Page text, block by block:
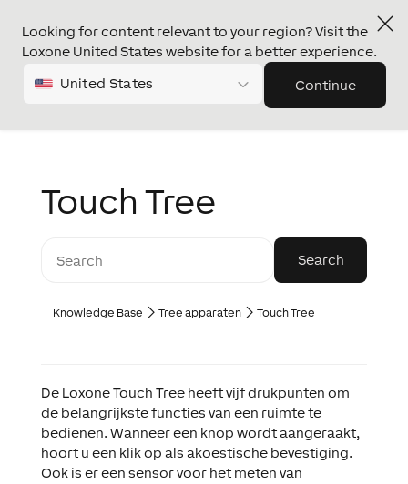
Looking for content relevant to your region? Visit the
Loxone United States website for a better experience.
United States Continue
Touch Tree
Knowledge Base Tree apparaten Touch Tree
De Loxone Touch Tree heeft vijf drukpunten om
de belangrijkste functies van een ruimte te
bedienen. Wanneer een knop wordt aangeraakt,
hoort u een klik op als akoestische bevestiging.
Ook is er een sensor voor het meten van